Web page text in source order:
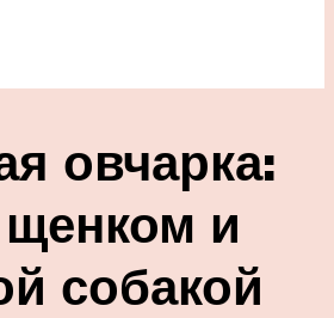
овчарка:
и
собакой